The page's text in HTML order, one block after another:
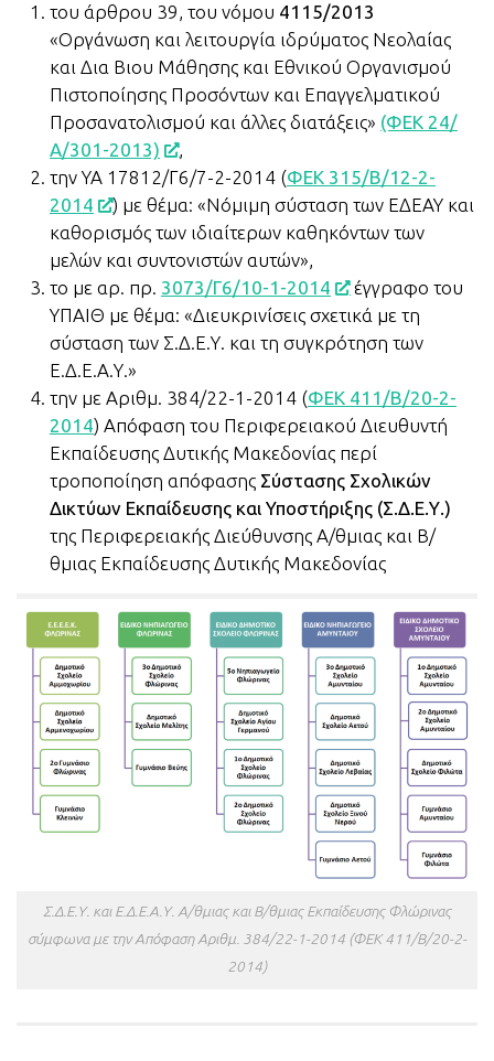
του άρθρου 39, του νόμου 4115/2013
«Οργάνωση και λειτουργία ιδρύματος Νεολαίας
και Δια Βιου Μάθησης και Εθνικού Οργανισμού
Πιστοποίησης Προσόντων και Επαγγελματικού
Προσανατολισμού και άλλες διατάξεις» (ΦΕΚ 24/
Α/301-2013)
,
την ΥΑ 17812/Γ6/7-2-2014 (ΦΕΚ 315/Β/12-2-
2014
) με θέμα: «Νόμιμη σύσταση των ΕΔΕΑΥ και
καθορισμός των ιδιαίτερων καθηκόντων των
μελών και συντονιστών αυτών»,
το με αρ. πρ. 3073/Γ6/10-1-2014
έγγραφο του
ΥΠΑΙΘ με θέμα: «Διευκρινίσεις σχετικά με τη
σύσταση των Σ.Δ.Ε.Υ. και τη συγκρότηση των
Ε.Δ.Ε.Α.Υ.»
την με Aριθμ. 384/22-1-2014 (ΦΕΚ 411/Β/20-2-
2014) Απόφαση του Περιφερειακού Διευθυντή
Εκπαίδευσης Δυτικής Μακεδονίας περί
τροποποίηση απόφασης Σύστασης Σχολικών
Δικτύων Εκπαίδευσης και Υποστήριξης (Σ.Δ.Ε.Υ.)
της Περιφερειακής Διεύθυνσης Α/θμιας και Β/
θμιας Εκπαίδευσης Δυτικής Μακεδονίας
Σ.Δ.Ε.Υ. και Ε.Δ.Ε.Α.Υ. Α/θμιας και Β/θμιας Εκπαίδευσης Φλώρινας
σύμφωνα με την Απόφαση Aριθμ. 384/22-1-2014 (ΦΕΚ 411/Β/20-2-
2014)